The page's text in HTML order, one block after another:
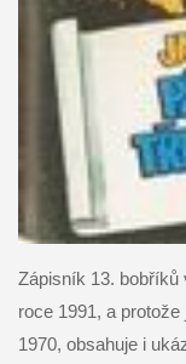
Zápisník 13.
roce 1991, a
1970, obsahuje i